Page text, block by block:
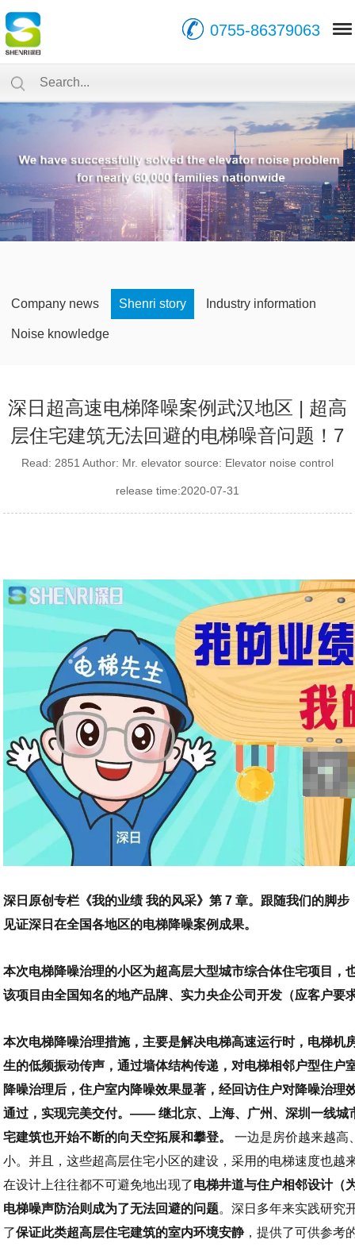
0755-86379063
Company news Shenri story Industry information
Noise knowledge
深日超高速电梯降噪案例武汉地区 | 超高
层住宅建筑无法回避的电梯噪音问题！7
Read: 2851 Author: Mr. elevator source: Elevator noise control
release time:2020-07-31
深日原创专栏《我的业绩 我的风采》第 7 章。跟随我们的脚
见证深日在全国各地区的电梯降噪案例成果。
本次电梯降噪治理的小区为超高层大型城市综合体住宅项目，
该项目由全国知名的地产品牌、实力央企公司开发（应客户要
本次电梯降噪治理措施，主要是解决电梯高速运行时，电梯机
生的低频振动传声，通过墙体结构传递，对电梯相邻户型住户
降噪治理后，住户室内降噪效果显著，经回访住户对降噪治理
通过，实现完美交付。—— 继北京、上海、广州、深圳一线城
宅建筑也开始不断的向天空拓展和攀登。一边是房价越来越高
小。并且，这些超高层住宅小区的建设，采用的电梯速度也越
在设计上往往都不可避免地出现了电梯井道与住户相邻设计（
电梯噪声防治则成为了无法回避的问题。深日多年来实践研究
了保证此类超高层住宅建筑的室内环境安静，提供了可供参考